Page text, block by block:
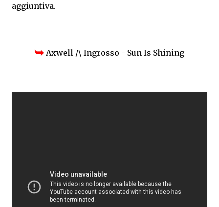
aggiuntiva.
Axwell /\ Ingrosso - Sun Is Shining